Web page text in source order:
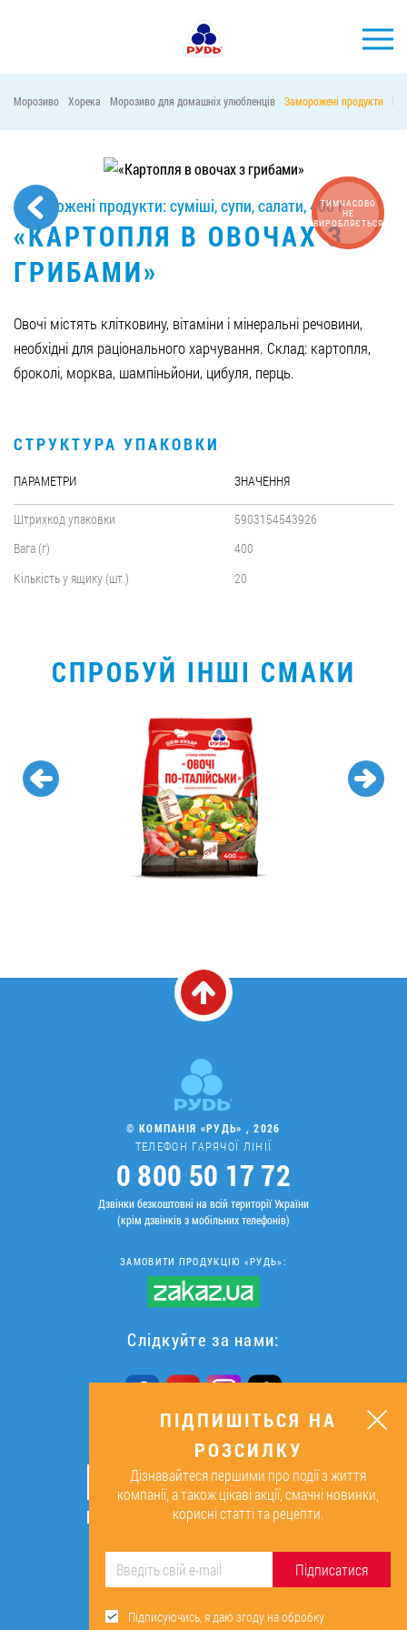
СПОЖИВАЧАМ
ХОРЕКА
Тендерні закупівлі
Вакансії
ЗАМОВИТИ ПРОДУКЦІЮ «РУДЬ»:
СТАТИ ПАРТНЕРОМ
Морозиво Хорека Морозиво для домашніх улюбленців Заморожені продукти
ТИМЧАСОВО
НЕ
ВИРОБЛЯЄТЬСЯ
Заморожені продукти: суміші, супи, салати, 400 г
«КАРТОПЛЯ В ОВОЧАХ З
ГРИБАМИ»
Овочі містять клітковину, вітаміни і мінеральні речовини,
необхідні для раціонального харчування. Склад: картопля,
броколі, морква, шампіньйони, цибуля, перць.
СТРУКТУРА УПАКОВКИ
ПАРАМЕТРИ ЗНАЧЕННЯ
Штрихкод упаковки
5903154543926
Вага (г)
400
Кількість у ящику (шт.)
20
СПРОБУЙ ІНШІ СМАКИ
© КОМПАНІЯ «РУДЬ» , 2026
ТЕЛЕФОН ГАРЯЧОЇ ЛІНІЇ
0 800 50 17 72
Дзвінки безкоштовні на всій території України
(крім дзвінків з мобільних телефонів)
ЗАМОВИТИ ПРОДУКЦІЮ «РУДЬ»:
Слідкуйте за нами:
ПІДПИШІТЬСЯ НА РОЗСИЛКУ
ОК
Підписуючись, я даю згоду на
ПІДПИШІТЬСЯ НА
РОЗСИЛКУ
Дізнавайтеся першими про події з життя
компанії, а також цікаві акції, смачні новинки,
корисні статті та рецепти.
Підписатися
Підписуючись, я даю згоду на обробку